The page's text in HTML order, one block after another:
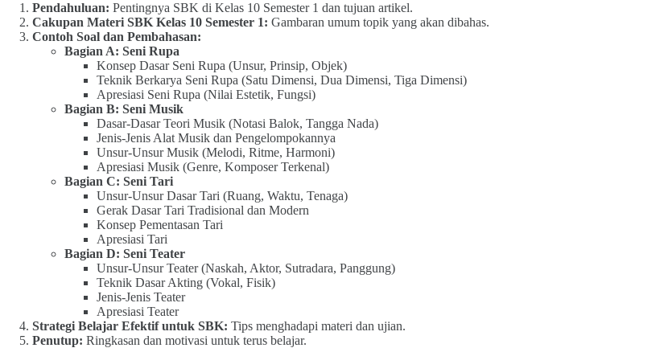
Pendahuluan: Pentingnya SBK di Kelas 10 Semester 1 dan tujuan artikel.
Cakupan Materi SBK Kelas 10 Semester 1: Gambaran umum topik yang akan dibahas.
Contoh Soal dan Pembahasan:
Bagian A: Seni Rupa
Konsep Dasar Seni Rupa (Unsur, Prinsip, Objek)
Teknik Berkarya Seni Rupa (Satu Dimensi, Dua Dimensi, Tiga Dimensi)
Apresiasi Seni Rupa (Nilai Estetik, Fungsi)
Bagian B: Seni Musik
Dasar-Dasar Teori Musik (Notasi Balok, Tangga Nada)
Jenis-Jenis Alat Musik dan Pengelompokannya
Unsur-Unsur Musik (Melodi, Ritme, Harmoni)
Apresiasi Musik (Genre, Komposer Terkenal)
Bagian C: Seni Tari
Unsur-Unsur Dasar Tari (Ruang, Waktu, Tenaga)
Gerak Dasar Tari Tradisional dan Modern
Konsep Pementasan Tari
Apresiasi Tari
Bagian D: Seni Teater
Unsur-Unsur Teater (Naskah, Aktor, Sutradara, Panggung)
Teknik Dasar Akting (Vokal, Fisik)
Jenis-Jenis Teater
Apresiasi Teater
Strategi Belajar Efektif untuk SBK: Tips menghadapi materi dan ujian.
Penutup: Ringkasan dan motivasi untuk terus belajar.